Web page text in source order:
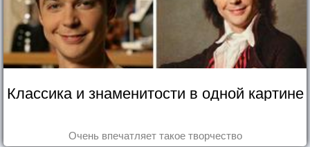
Классика и знаменитости в одной картине
Очень впечатляет такое творчество